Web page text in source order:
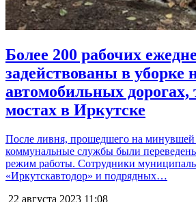
Более 200 рабочих
задействованы в уборке
автомобильных дорогах,
мостах в Иркутске
После ливня, прошедшего на минувшей
коммунальные службы были
режим работы. Сотрудники
«Иркутскавтодор» и подрядных…
22 августа 2023 11:08